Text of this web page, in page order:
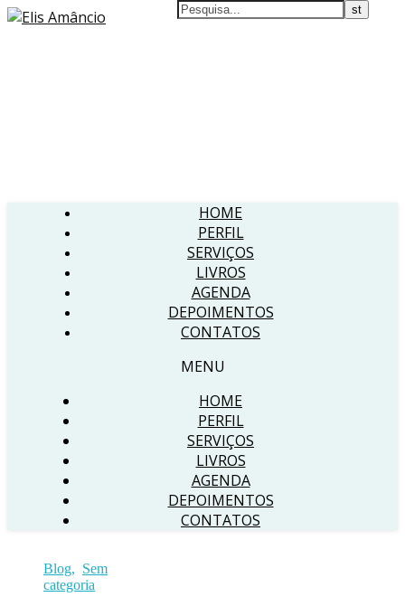
HOME
PERFIL
SERVIÇOS
LIVROS
AGENDA
DEPOIMENTOS
CONTATOS
MENU
HOME
PERFIL
SERVIÇOS
LIVROS
AGENDA
DEPOIMENTOS
CONTATOS
Blog, Sem
categoria